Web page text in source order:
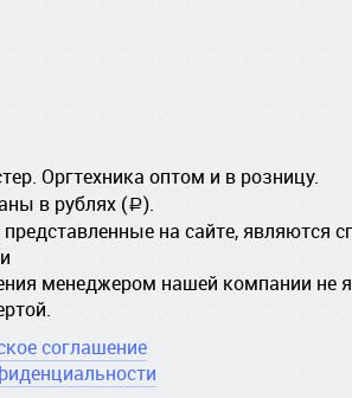
Оргтехника оптом и в розницу.
в рублях (a).
на сайте, являются
менеджером нашей компании не
соглашение